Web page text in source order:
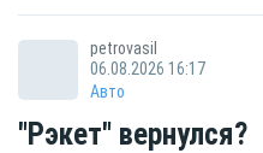
petrovasil
06.08.2026 16:17
Авто
"Рэкет" вернулся?